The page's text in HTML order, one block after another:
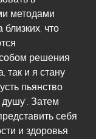
методами
что
решения
так и я стану
пьянство
Затем
себя
и здоровья.